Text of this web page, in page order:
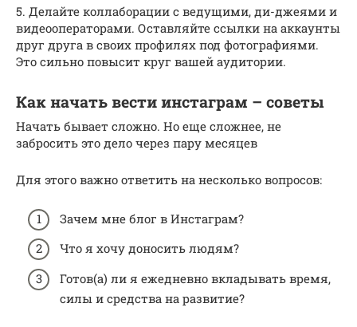
5. Делайте коллаборации с ведущими, ди-джеями и
видеооператорами. Оставляйте ссылки на аккаунты
друг друга в своих профилях под фотографиями.
Это сильно повысит круг вашей аудитории.
Как начать вести инстаграм – советы
Начать бывает сложно. Но еще сложнее, не
забросить это дело через пару месяцев
Для этого важно ответить на несколько вопросов:
Зачем мне блог в Инстаграм?
Что я хочу доносить людям?
Готов(а) ли я ежедневно вкладывать время,
силы и средства на развитие?